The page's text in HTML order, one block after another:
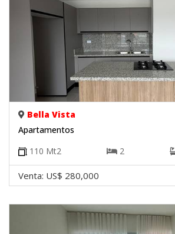
Bella Vista
Apartamentos
110 Mt2 2
Venta: US$ 280,000